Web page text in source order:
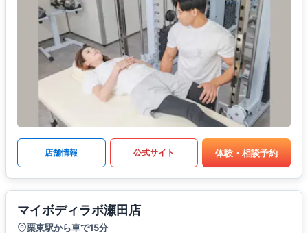
店舗情報 公式サイト 体験・相談予約
マイボディラボ瀬田店
栗東駅から車で15分